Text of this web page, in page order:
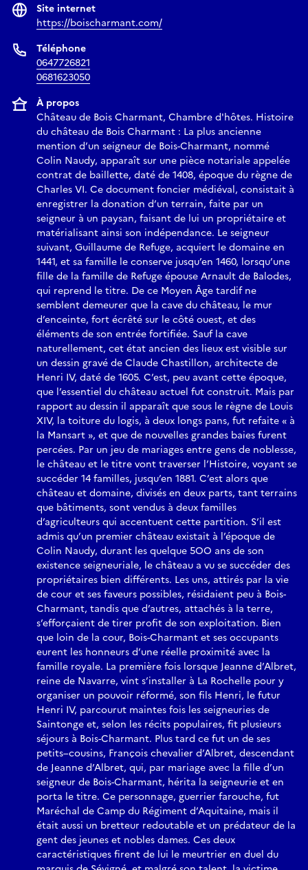
Site internet
https://boischarmant.com/
Téléphone
0647726821
0681623050
À propos
Château de Bois Charmant, Chambre d'hôtes. Histoire
du château de Bois Charmant : La plus ancienne
mention d’un seigneur de Bois-Charmant, nommé
Colin Naudy, apparaît sur une pièce notariale appelée
contrat de baillette, daté de 1408, époque du règne de
Charles VI. Ce document foncier médiéval, consistait à
enregistrer la donation d’un terrain, faite par un
seigneur à un paysan, faisant de lui un propriétaire et
matérialisant ainsi son indépendance. Le seigneur
suivant, Guillaume de Refuge, acquiert le domaine en
1441, et sa famille le conserve jusqu’en 1460, lorsqu’une
fille de la famille de Refuge épouse Arnault de Balodes,
qui reprend le titre. De ce Moyen Âge tardif ne
semblent demeurer que la cave du château, le mur
d’enceinte, fort écrêté sur le côté ouest, et des
éléments de son entrée fortifiée. Sauf la cave
naturellement, cet état ancien des lieux est visible sur
un dessin gravé de Claude Chastillon, architecte de
Henri IV, daté de 1605. C’est, peu avant cette époque,
que l’essentiel du château actuel fut construit. Mais par
rapport au dessin il apparaît que sous le règne de Louis
XIV, la toiture du logis, à deux longs pans, fut refaite « à
la Mansart », et que de nouvelles grandes baies furent
percées. Par un jeu de mariages entre gens de noblesse,
le château et le titre vont traverser l’Histoire, voyant se
succéder 14 familles, jusqu’en 1881. C’est alors que
château et domaine, divisés en deux parts, tant terrains
que bâtiments, sont vendus à deux familles
d’agriculteurs qui accentuent cette partition. S’il est
admis qu’un premier château existait à l’époque de
Colin Naudy, durant les quelque 5OO ans de son
existence seigneuriale, le château a vu se succéder des
propriétaires bien différents. Les uns, attirés par la vie
de cour et ses faveurs possibles, résidaient peu à Bois-
Charmant, tandis que d’autres, attachés à la terre,
s’efforçaient de tirer profit de son exploitation. Bien
que loin de la cour, Bois-Charmant et ses occupants
eurent les honneurs d’une réelle proximité avec la
famille royale. La première fois lorsque Jeanne d’Albret,
reine de Navarre, vint s’installer à La Rochelle pour y
organiser un pouvoir réformé, son fils Henri, le futur
Henri IV, parcourut maintes fois les seigneuries de
Saintonge et, selon les récits populaires, fit plusieurs
séjours à Bois-Charmant. Plus tard ce fut un de ses
petits–cousins, François chevalier d’Albret, descendant
de Jeanne d’Albret, qui, par mariage avec la fille d’un
seigneur de Bois-Charmant, hérita la seigneurie et en
porta le titre. Ce personnage, guerrier farouche, fut
Maréchal de Camp du Régiment d’Aquitaine, mais il
était aussi un bretteur redoutable et un prédateur de la
gent des jeunes et nobles dames. Ces deux
caractéristiques firent de lui le meurtrier en duel du